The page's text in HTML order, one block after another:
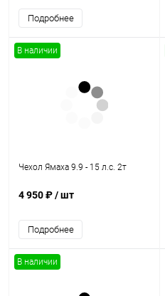
Подробнее
В наличии
Чехол Ямаха 9.9 - 15 л.с. 2т
4 950 ₽/ шт
Подробнее
В наличии